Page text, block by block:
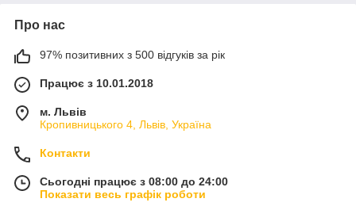
Про нас
97% позитивних з 500 відгуків за рік
Працює з 10.01.2018
м. Львів
Кропивницького 4, Львів, Україна
Контакти
Сьогодні працює з 08:00 до 24:00
Показати весь графік роботи